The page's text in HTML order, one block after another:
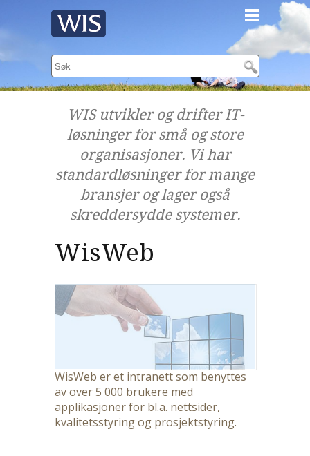
WIS utvikler og drifter IT-
løsninger for små og store
organisasjoner. Vi har
standardløsninger for mange
bransjer og lager også
skreddersydde systemer.
WisWeb
WisWeb er et intranett som benyttes
av over 5 000 brukere med
applikasjoner for bl.a. nettsider,
kvalitetsstyring og prosjektstyring.